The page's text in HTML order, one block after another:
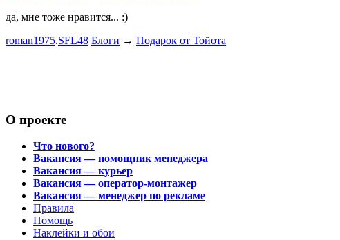
да, мне тоже нравится... :)
roman1975.SFL48 Блоги → Подарок от Тойота
О проекте
Что нового?
Вакансия — помощник менеджера
Вакансия — курьер
Вакансия — оператор-монтажер
Вакансия — менеджер по рекламе
Правила
Помощь
Наклейки и обои